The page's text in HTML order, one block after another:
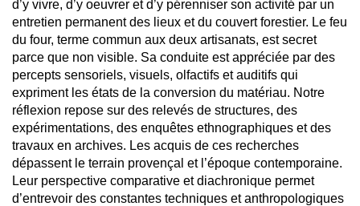
d’y vivre, d’y oeuvrer et d’y pérenniser son activité par un
entretien permanent des lieux et du couvert forestier. Le feu
du four, terme commun aux deux artisanats, est secret
parce que non visible. Sa conduite est appréciée par des
percepts sensoriels, visuels, olfactifs et auditifs qui
expriment les états de la conversion du matériau. Notre
réflexion repose sur des relevés de structures, des
expérimentations, des enquêtes ethnographiques et des
travaux en archives. Les acquis de ces recherches
dépassent le terrain provençal et l’époque contemporaine.
Leur perspective comparative et diachronique permet
d’entrevoir des constantes techniques et anthropologiques